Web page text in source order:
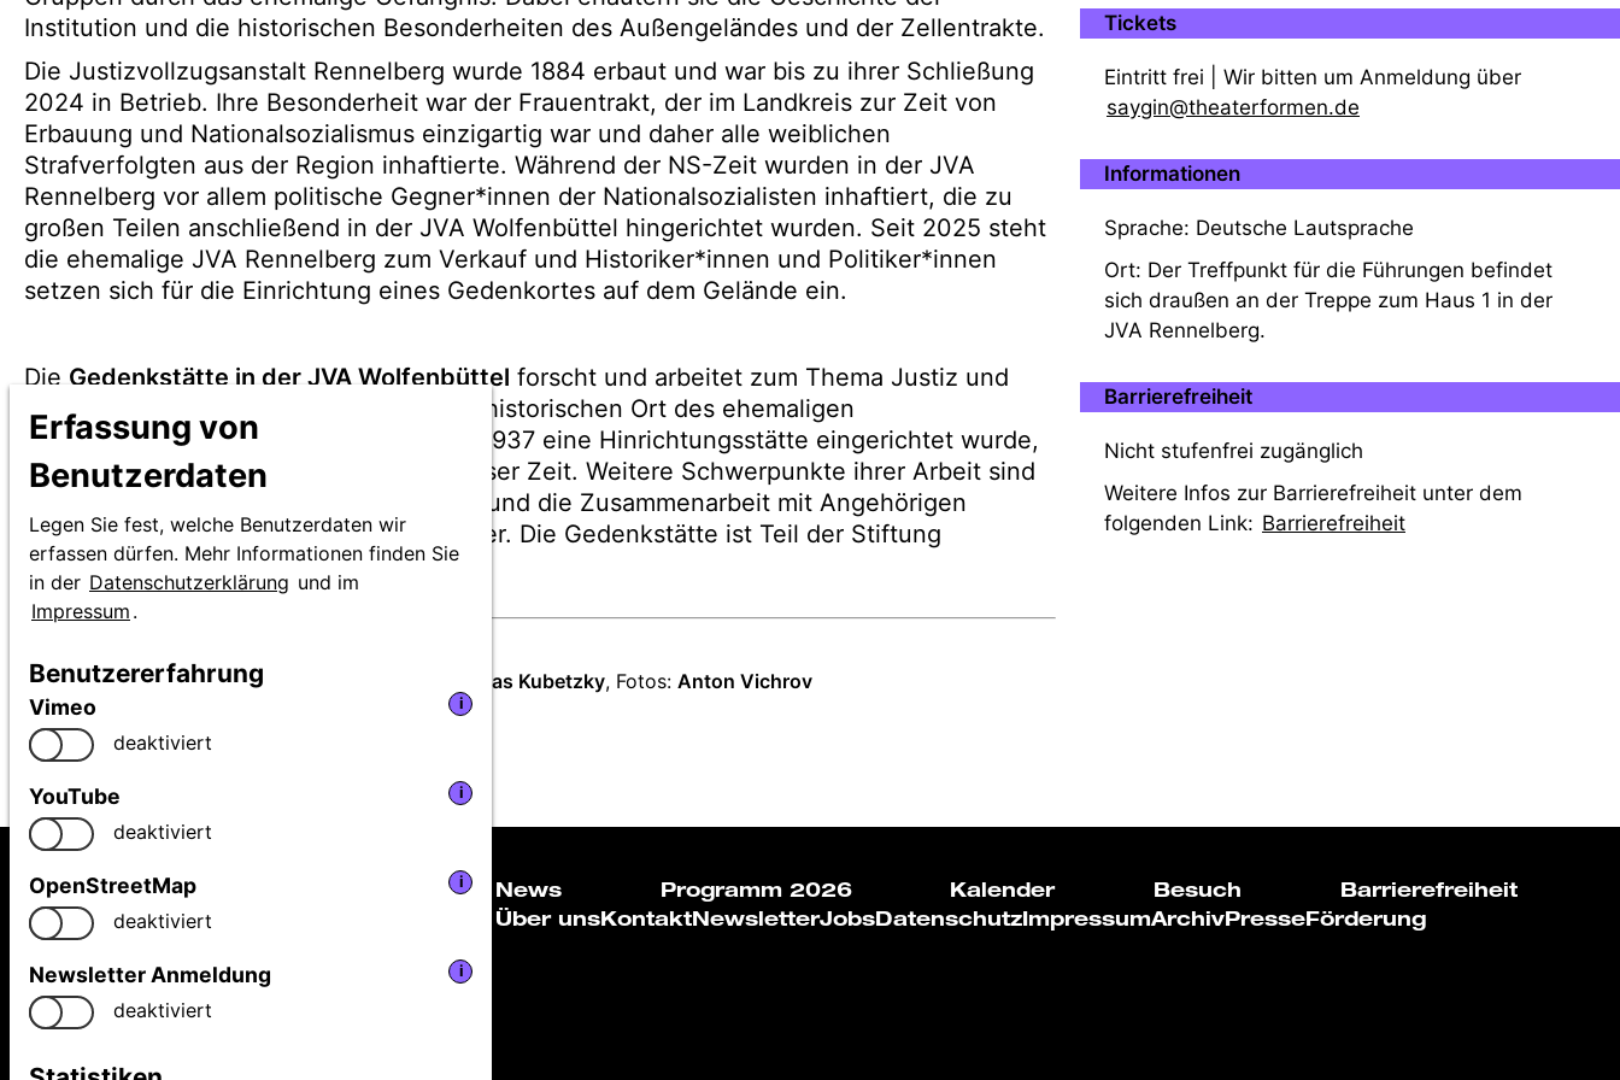
Erfassung von
Benutzerdaten
Legen Sie fest, welche Benutzerdaten wir
erfassen dürfen. Mehr Informationen finden Sie
in der Datenschutzerklärung und im
Impressum .
Benutzererfahrung
Vimeo i
deaktiviert
YouTube i
deaktiviert
OpenStreetMap i
deaktiviert
Newsletter Anmeldung i
deaktiviert
Institution und die historischen Besonderheiten des Außengeländes und der Zellentrakte.
Die Justizvollzugsanstalt Rennelberg wurde 1884 erbaut und war bis zu ihrer Schließung
2024 in Betrieb. Ihre Besonderheit war der Frauentrakt, der im Landkreis zur Zeit von
Erbauung und Nationalsozialismus einzigartig war und daher alle weiblichen
Strafverfolgten aus der Region inhaftierte. Während der NS-Zeit wurden in der JVA
Rennelberg vor allem politische Gegner*innen der Nationalsozialisten inhaftiert, die zu
großen Teilen anschließend in der JVA Wolfenbüttel hingerichtet wurden. Seit 2025 steht
die ehemalige JVA Rennelberg zum Verkauf und Historiker*innen und Politiker*innen
setzen sich für die Einrichtung eines Gedenkortes auf dem Gelände ein.
Die Gedenkstätte in der JVA Wolfenbüttel forscht und arbeitet zum Thema Justiz und
Strafvollzug im Nationalsozialismus. Am historischen Ort des ehemaligen
Strafgefängnisses Wolfenbüttel, in dem 1937 eine Hinrichtungsstätte eingerichtet wurde,
erinnert sie an die Rolle der Justiz in dieser Zeit. Weitere Schwerpunkte ihrer Arbeit sind
die Erinnerungskultur sowie der Kontakt und die Zusammenarbeit mit Angehörigen
ehemaliger Inhaftierter und Hingerichteter. Die Gedenkstätte ist Teil der Stiftung
niedersächsische Gedenkstätten.
Angaben
zur
Produktion
Mit:Martina Staats, Prof. Dr. Gerd Biegel, Dr. Thomas Kubetzky, Fotos: Anton Vichrov
Tickets
Eintritt frei | Wir bitten um Anmeldung über
saygin@theaterformen.de
Informationen
Sprache: Deutsche Lautsprache
Ort: Der Treffpunkt für die Führungen befindet
sich draußen an der Treppe zum Haus 1 in der
JVA Rennelberg.
Barrierefreiheit
Nicht stufenfrei zugänglich
Weitere Infos zur Barrierefreiheit unter dem
folgenden Link: Barrierefreiheit
Niedersächsische Staatstheater Hannover GmbH
Festival Theaterformen
Ballhofplatz 5
News Programm 2026 Kalender Besuch
Barrierefreiheit
Über unsKontaktNewsletterJobsDatenschutzImpressumArchivPresseFörderung